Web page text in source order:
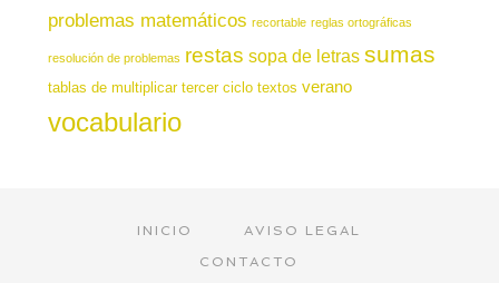
problemas matemáticos recortable reglas ortográficas
resolución de problemas restas sopa de letras sumas
tablas de multiplicar tercer ciclo textos verano
vocabulario
INICIO
AVISO LEGAL
CONTACTO